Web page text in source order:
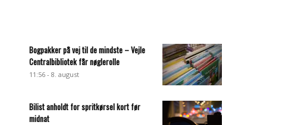
Bogpakker på vej til de mindste – Vejle
Centralbibliotek får nøglerolle
11:56 - 8. august
Bilist anholdt for spritkørsel kort før
midnat